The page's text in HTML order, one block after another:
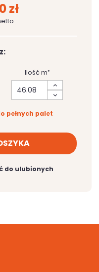
zł
Ilość m²
pełnych palet
do ulubionych